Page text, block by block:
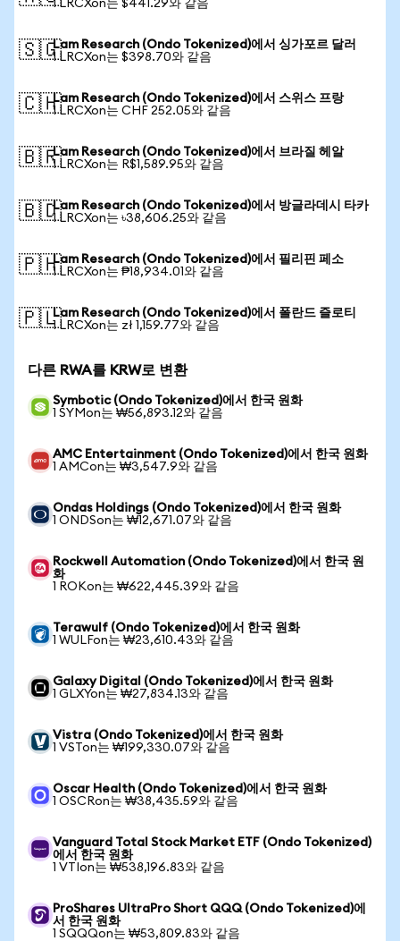
1 LRCXon는 $441.29와 같음
🇸🇬Lam Research (Ondo Tokenized)에서 싱가포르 달러
1 LRCXon는 $398.70와 같음
🇨🇭Lam Research (Ondo Tokenized)에서 스위스 프랑
1 LRCXon는 CHF 252.05와 같음
🇧🇷Lam Research (Ondo Tokenized)에서 브라질 헤알
1 LRCXon는 R$1,589.95와 같음
🇧🇩Lam Research (Ondo Tokenized)에서 방글라데시 타카
1 LRCXon는 ৳38,606.25와 같음
🇵🇭Lam Research (Ondo Tokenized)에서 필리핀 페소
1 LRCXon는 ₱18,934.01와 같음
🇵🇱Lam Research (Ondo Tokenized)에서 폴란드 즐로티
1 LRCXon는 zł 1,159.77와 같음
다른 RWA를 KRW로 변환
Symbotic (Ondo Tokenized)에서 한국 원화
1 SYMon는 ₩56,893.12와 같음
AMC Entertainment (Ondo Tokenized)에서 한국 원화
1 AMCon는 ₩3,547.9와 같음
Ondas Holdings (Ondo Tokenized)에서 한국 원화
1 ONDSon는 ₩12,671.07와 같음
Rockwell Automation (Ondo Tokenized)에서 한국 원
화
1 ROKon는 ₩622,445.39와 같음
Terawulf (Ondo Tokenized)에서 한국 원화
1 WULFon는 ₩23,610.43와 같음
Galaxy Digital (Ondo Tokenized)에서 한국 원화
1 GLXYon는 ₩27,834.13와 같음
Vistra (Ondo Tokenized)에서 한국 원화
1 VSTon는 ₩199,330.07와 같음
Oscar Health (Ondo Tokenized)에서 한국 원화
1 OSCRon는 ₩38,435.59와 같음
Vanguard Total Stock Market ETF (Ondo Tokenized)
에서 한국 원화
1 VTIon는 ₩538,196.83와 같음
ProShares UltraPro Short QQQ (Ondo Tokenized)에
서 한국 원화
1 SQQQon는 ₩53,809.83와 같음